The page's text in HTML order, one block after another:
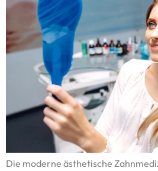
Die moderne ästhetische